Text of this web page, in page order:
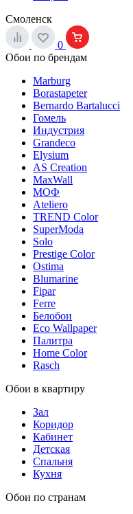
Смоленск
0
Обои по брендам
Marburg
Borastapeter
Bernardo Bartalucci
Гомель
Индустрия
Grandeco
Elysium
AS Creation
MaxWall
МОФ
Ateliero
TREND Color
SuperModa
Solo
Prestige Color
Ostima
Blumarine
Fipar
Ferre
Белобои
Eco Wallpaper
Палитра
Home Color
Rasch
Обои в квартиру
Зал
Коридор
Кабинет
Детская
Спальня
Кухня
Обои по странам